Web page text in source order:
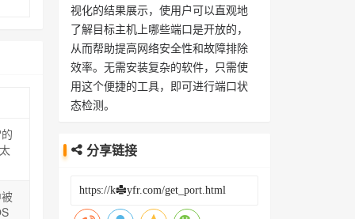
视化的结果展示，使用户可以直观地
了解目标主机上哪些端口是开放的，
从而帮助提高网络安全性和故障排除
效率。无需安装复杂的软件，只需使
用这个便捷的工具，即可进行端口状
态检测。
分享链接